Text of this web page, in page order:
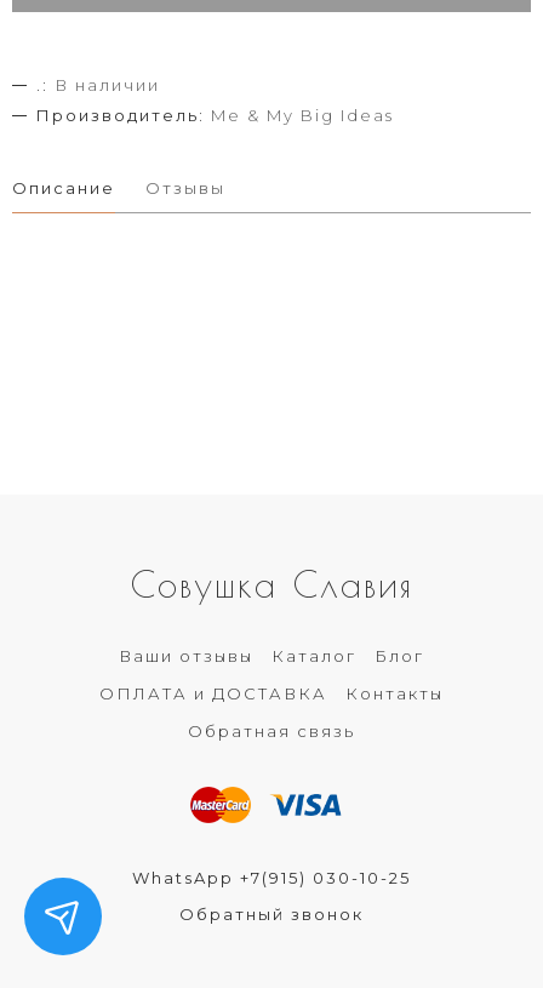
.:
В наличии
Производитель: Me & My Big Ideas
Описание Отзывы
Совушка Славия
Ваши отзывы Каталог
Блог
ОПЛАТА и ДОСТАВКА
Контакты
Обратная связь
WhatsApp +7(915) 030-10-25
Обратный звонок